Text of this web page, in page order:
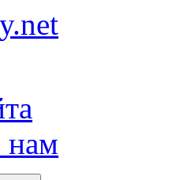
нам